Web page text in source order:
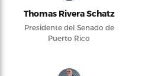
Thomas Rivera Schatz
Presidente del Senado de
Puerto Rico